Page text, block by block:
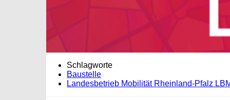
Schlagworte
Baustelle
Landesbetrieb Mobilität Rheinland-Pfalz